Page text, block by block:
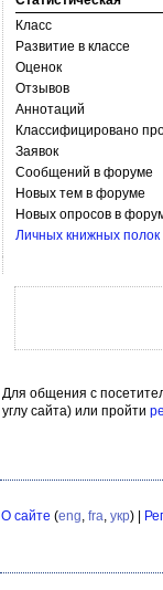
Класс
Развитие в классе
Оценок
Отзывов
Аннотаций
Классифицировано
Заявок
Сообщений в форуме
Новых тем в форуме
Новых опросов в
Личных книжных полок
Для общения с
углу сайта) или пройти
О сайте (eng, fra, укр) |